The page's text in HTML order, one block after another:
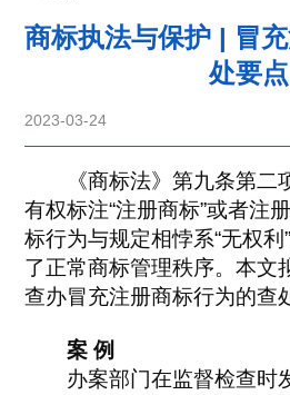
商标执法与保护 | 冒
处要点
2023-03-24
《商标法》第九条第二
有权标注“注册商标”或者注
标行为与规定相悖系“无权
了正常商标管理秩序。本文
查办冒充注册商标行为的查
案 例
办案部门在监督检查时